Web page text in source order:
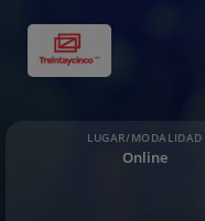
LUGAR/MODALIDAD
Online